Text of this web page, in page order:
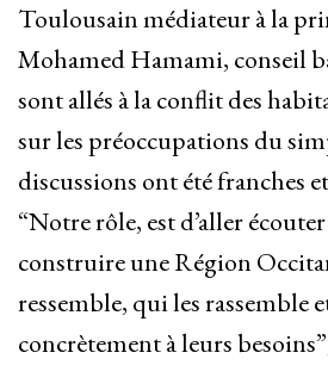
Toulousain médiateur à la
Mohamed Hamami, conseil
sont allés à la conflit des
sur les préoccupations du
discussions ont été franches
“Notre rôle, est d’aller
construire une Région
ressemble, qui les rassemble
concrètement à leurs